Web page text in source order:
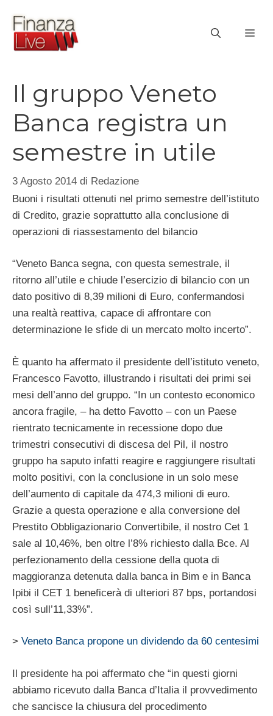
contenuto
Il gruppo Veneto
Banca registra un
semestre in utile
3 Agosto 2014 di Redazione
Buoni i risultati ottenuti nel primo semestre dell’istituto
di Credito, grazie soprattutto alla conclusione di
operazioni di riassestamento del bilancio
“Veneto Banca segna, con questa semestrale, il
ritorno all’utile e chiude l’esercizio di bilancio con un
dato positivo di 8,39 milioni di Euro, confermandosi
una realtà reattiva, capace di affrontare con
determinazione le sfide di un mercato molto incerto”.
È quanto ha affermato il presidente dell’istituto veneto,
Francesco Favotto, illustrando i risultati dei primi sei
mesi dell’anno del gruppo. “In un contesto economico
ancora fragile, – ha detto Favotto – con un Paese
rientrato tecnicamente in recessione dopo due
trimestri consecutivi di discesa del Pil, il nostro
gruppo ha saputo infatti reagire e raggiungere risultati
molto positivi, con la conclusione in un solo mese
dell’aumento di capitale da 474,3 milioni di euro.
Grazie a questa operazione e alla conversione del
Prestito Obbligazionario Convertibile, il nostro Cet 1
sale al 10,46%, ben oltre l’8% richiesto dalla Bce. Al
perfezionamento della cessione della quota di
maggioranza detenuta dalla banca in Bim e in Banca
Ipibi il CET 1 beneficerà di ulteriori 87 bps, portandosi
così sull’11,33%”.
> Veneto Banca propone un dividendo da 60 centesimi
Il presidente ha poi affermato che “in questi giorni
abbiamo ricevuto dalla Banca d’Italia il provvedimento
che sancisce la chiusura del procedimento